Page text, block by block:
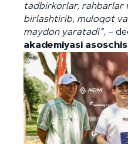
tadbirkorlar, rahbarlar
birlashtirib, muloqot
maydon yaratadi”, –
akademiyasi